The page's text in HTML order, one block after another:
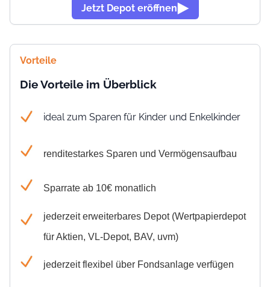
Jetzt Depot eröffnen
Vorteile
Die Vorteile im Überblick
ideal zum Sparen für Kinder und Enkelkinder
renditestarkes Sparen und Vermögensaufbau
Sparrate ab 10€ monatlich
jederzeit erweiterbares Depot (Wertpapierdepot
für Aktien, VL-Depot, BAV, uvm)
jederzeit flexibel über Fondsanlage verfügen